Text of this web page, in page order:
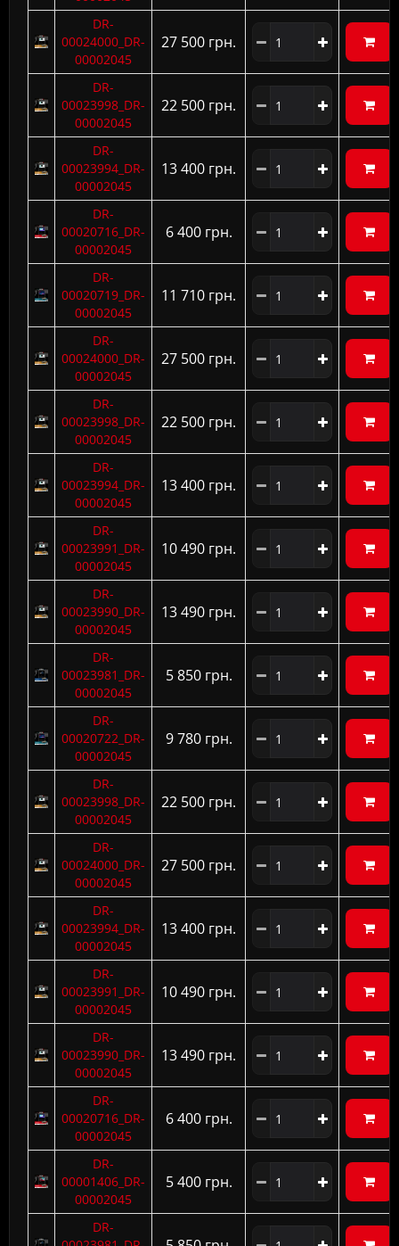
DR-
00024000_DR-
00002045
27 500 грн.
DR-
00023998_DR-
00002045
22 500 грн.
DR-
00023994_DR-
00002045
13 400 грн.
DR-
00020716_DR-
00002045
6 400 грн.
DR-
00020719_DR-
00002045
11 710 грн.
DR-
00024000_DR-
00002045
27 500 грн.
DR-
00023998_DR-
00002045
22 500 грн.
DR-
00023994_DR-
00002045
13 400 грн.
DR-
00023991_DR-
00002045
10 490 грн.
DR-
00023990_DR-
00002045
13 490 грн.
DR-
00023981_DR-
00002045
5 850 грн.
DR-
00020722_DR-
00002045
9 780 грн.
DR-
00023998_DR-
00002045
22 500 грн.
DR-
00024000_DR-
00002045
27 500 грн.
DR-
00023994_DR-
00002045
13 400 грн.
DR-
00023991_DR-
00002045
10 490 грн.
DR-
00023990_DR-
00002045
13 490 грн.
DR-
00020716_DR-
00002045
6 400 грн.
DR-
00001406_DR-
00002045
5 400 грн.
DR-